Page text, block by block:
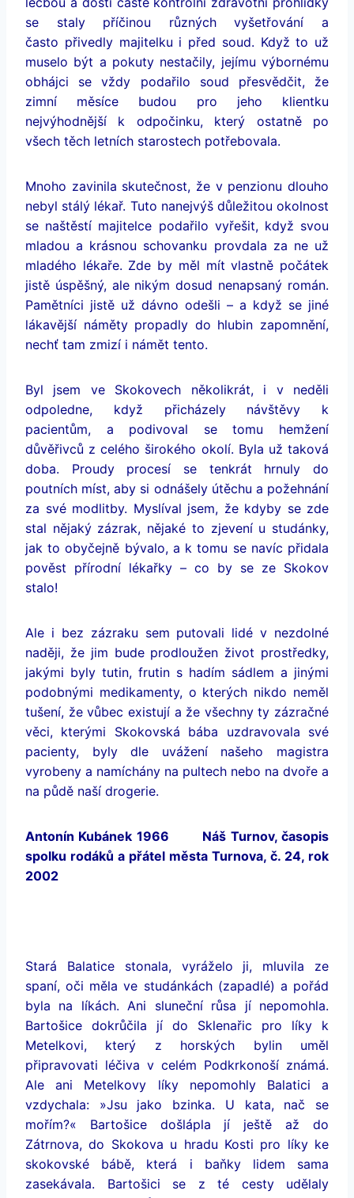
se staly příčinou různých vyšetřování a
často přivedly majitelku i před soud. Když to už
muselo být a pokuty nestačily, jejímu výbornému
obhájci se vždy podařilo soud přesvědčit, že
zimní měsíce budou pro jeho klientku
nejvýhodnější k odpočinku, který ostatně po
všech těch letních starostech potřebovala.
Mnoho zavinila skutečnost, že v penzionu dlouho
nebyl stálý lékař. Tuto nanejvýš důležitou okolnost
se naštěstí majitelce podařilo vyřešit, když svou
mladou a krásnou schovanku provdala za ne už
mladého lékaře. Zde by měl mít vlastně počátek
jistě úspěšný, ale nikým dosud nenapsaný román.
Pamětníci jistě už dávno odešli – a když se jiné
lákavější náměty propadly do hlubin zapomnění,
nechť tam zmizí i námět tento.
Byl jsem ve Skokovech několikrát, i v neděli
odpoledne, když přicházely návštěvy k
pacientům, a podivoval se tomu hemžení
důvěřivců z celého širokého okolí. Byla už taková
doba. Proudy procesí se tenkrát hrnuly do
poutních míst, aby si odnášely útěchu a požehnání
za své modlitby. Myslíval jsem, že kdyby se zde
stal nějaký zázrak, nějaké to zjevení u studánky,
jak to obyčejně bývalo, a k tomu se navíc přidala
pověst přírodní lékařky – co by se ze Skokov
stalo!
Ale i bez zázraku sem putovali lidé v nezdolné
naději, že jim bude prodloužen život prostředky,
jakými byly tutin, frutin s hadím sádlem a jinými
podobnými medikamenty, o kterých nikdo neměl
tušení, že vůbec existují a že všechny ty zázračné
věci, kterými Skokovská bába uzdravovala své
pacienty, byly dle uvážení našeho magistra
vyrobeny a namíchány na pultech nebo na dvoře a
na půdě naší drogerie.
Antonín Kubánek 1966 Náš Turnov, časopis
spolku rodáků a přátel města Turnova, č. 24, rok
2002
Stará Balatice stonala, vyráželo ji, mluvila ze
spaní, oči měla ve studánkách (zapadlé) a pořád
byla na líkách. Ani sluneční růsa jí nepomohla.
Bartošice dokrůčila jí do Sklenařic pro líky k
Metelkovi, který z horských bylin uměl
připravovati léčiva v celém Podkrkonoší známá.
Ale ani Metelkovy líky nepomohly Balatici a
vzdychala: »Jsu jako bzinka. U kata, nač se
mořím?« Bartošice došlápla jí ještě až do
Zátrnova, do Skokova u hradu Kosti pro líky ke
skokovské bábě, která i baňky lidem sama
zasekávala. Bartošici se z té cesty udělaly